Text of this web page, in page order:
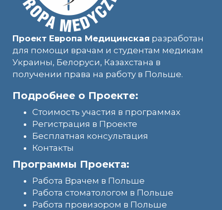
Проект Европа Медицинская разработан
для помощи врачам и студентам медикам
Украины, Белоруси, Казахстана в
получении права на работу в Польше.
Подробнее о Проекте:
Стоимость участия в программах
Регистрация в Проекте
Бесплатная консультация
Контакты
Программы Проекта:
Работа Врачем в Польше
Работа стоматологом в Польше
Работа провизором в Польше